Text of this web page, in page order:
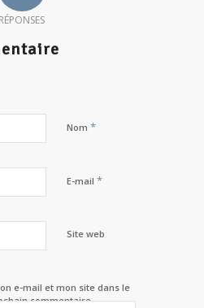
RÉPONSES
Nom *
E-mail *
Site web
e-mail et mon site dans le
commentaire.